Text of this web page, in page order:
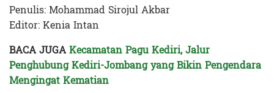
Penulis: Mohammad Sirojul Akbar
Editor: Kenia Intan
BACA JUGAKecamatan Pagu Kediri, Jalur
Penghubung Kediri-Jombang yang Bikin Pengendara
Mengingat Kematian